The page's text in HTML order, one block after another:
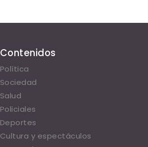
Contenidos
Política
Sociedad
Salud
Policiales
Deportes
Cultura y espectáculos